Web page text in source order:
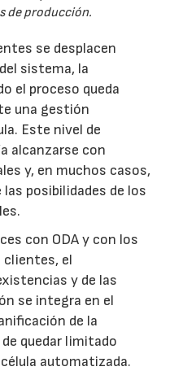
de producción.
se desplacen
sistema, la
el proceso queda
una gestión
Este nivel de
alcanzarse con
y, en muchos casos,
posibilidades de los
con ODA y con los
clientes, el
y de las
se integra en el
de la
quedar limitado
automatizada.